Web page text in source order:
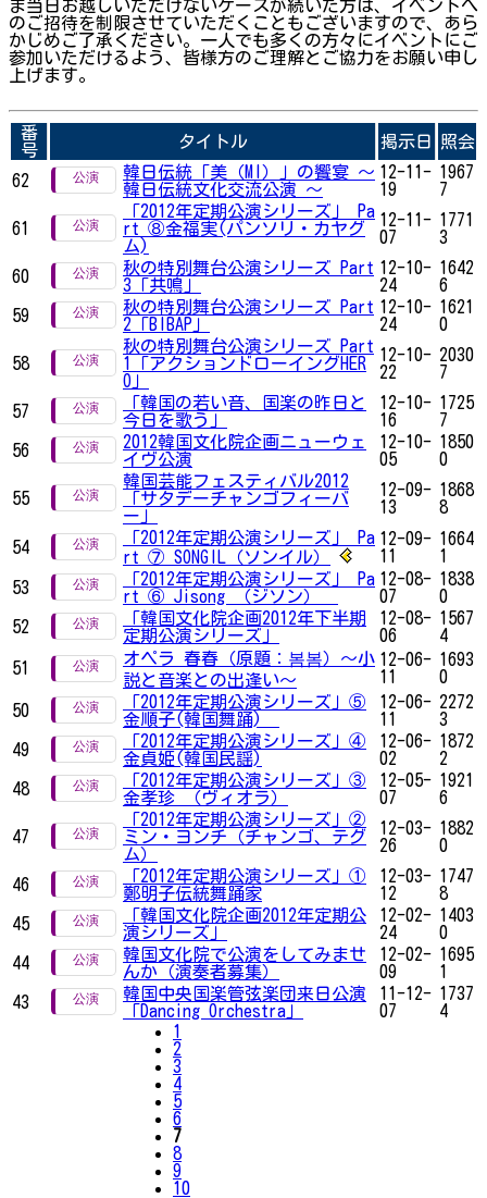
ま当日お越しいただけないケースが続いた方は、イベントへ
のご招待を制限させていただくこともございますので、あら
かじめご了承ください。一人でも多くの方々にイベントにご
参加いただけるよう、皆様方のご理解とご協力をお願い申し
上げます。
番
号
タイトル 掲示日 照会
62
韓日伝統「美（MI）」の饗宴 ～
韓日伝統文化交流公演 ～
12-11-
19
1967
7
61
「2012年定期公演シリーズ」 Pa
rt ⑧金福実(パンソリ・カヤグ
ム)
12-11-
07
1771
3
60
秋の特別舞台公演シリーズ Part
3「共鳴」
12-10-
24
1642
6
59
秋の特別舞台公演シリーズ Part
2「BIBAP」
12-10-
24
1621
0
58
秋の特別舞台公演シリーズ Part
1「アクションドローイングHER
O」
12-10-
22
2030
7
57
「韓国の若い音、国楽の昨日と
今日を歌う」
12-10-
16
1725
7
56
2012韓国文化院企画ニューウェ
イヴ公演
12-10-
05
1850
0
55
韓国芸能フェスティバル2012
「サタデーチャンゴフィーバ
ー」
12-09-
13
1868
8
54
「2012年定期公演シリーズ」 Pa
rt ⑦ SONGIL（ソンイル）
12-09-
11
1664
1
53
「2012年定期公演シリーズ」 Pa
rt ⑥ Jisong （ジソン）
12-08-
07
1838
0
52
「韓国文化院企画2012年下半期
定期公演シリーズ」
12-08-
06
1567
4
51
オペラ 春春（原題：봄봄）～小
説と音楽との出逢い～
12-06-
11
1693
0
50
「2012年定期公演シリーズ」⑤
金順子(韓国舞踊)
12-06-
11
2272
3
49
「2012年定期公演シリーズ」④
金貞姫(韓国民謡)
12-06-
02
1872
2
48
「2012年定期公演シリーズ」③
金孝珍 （ヴィオラ）
12-05-
07
1921
6
47
「2012年定期公演シリーズ」②
ミン・ヨンチ（チャンゴ、テグ
ム）
12-03-
26
1882
0
46
「2012年定期公演シリーズ」①
鄭明子伝統舞踊家
12-03-
12
1747
8
45
「韓国文化院企画2012年定期公
演シリーズ」
12-02-
24
1403
0
44
韓国文化院で公演をしてみませ
んか（演奏者募集）
12-02-
09
1695
1
43
韓国中央国楽管弦楽団来日公演
「Dancing Orchestra」
11-12-
07
1737
4
1
2
3
4
5
6
7
8
9
10